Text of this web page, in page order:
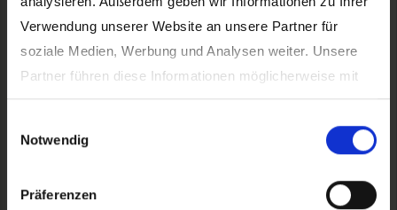
Verwendung unserer Website an unsere Partner für
soziale Medien, Werbung und Analysen weiter. Unsere
Partner führen diese Informationen möglicherweise mit
weiteren Daten zusammen, die Sie ihnen bereitgestellt
haben oder die sie im Rahmen Ihrer Nutzung der Dienste
gesammelt haben.
Notwendig
Präferenzen